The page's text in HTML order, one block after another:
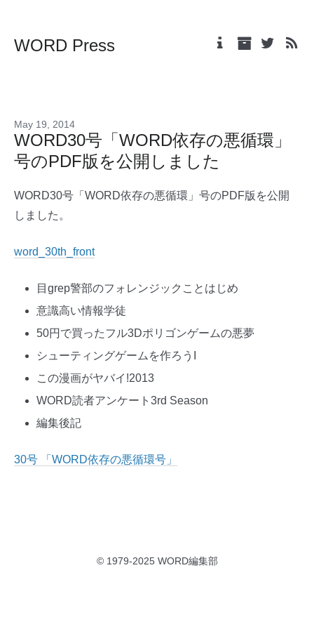
WORD Press
May 19, 2014
WORD30号「WORD依存の悪循環」
号のPDF版を公開しました
WORD30号「WORD依存の悪循環」号のPDF版を公開
しました。
word_30th_front
目grep警部のフォレンジックことはじめ
意識高い情報学徒
50円で買ったフル3Dポリゴンゲームの悪夢
シューティングゲームを作ろうI
この漫画がヤバイ!2013
WORD読者アンケート3rd Season
編集後記
30号 「WORD依存の悪循環号」
© 1979-2025 WORD編集部